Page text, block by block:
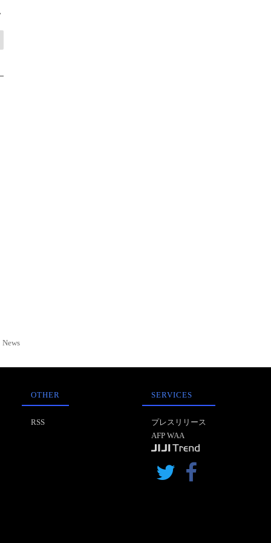
OTHER
RSS
SERVICES
プレスリリース
AFP WAA